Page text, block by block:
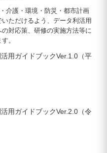
介護・環境・防災・都市計画
ただけるよう、データ利活用
対応策、研修の実施方法等に
。
用ガイドブックVer.1.0（平
用ガイドブックVer.2.0（令